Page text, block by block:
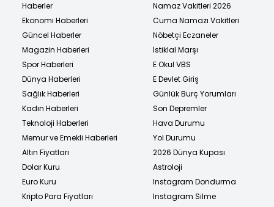
Haberler
Ekonomi Haberleri
Güncel Haberler
Magazin Haberleri
Spor Haberleri
Dünya Haberleri
Sağlık Haberleri
Kadın Haberleri
Teknoloji Haberleri
Memur ve Emekli Haberleri
Altın Fiyatları
Dolar Kuru
Euro Kuru
Kripto Para Fiyatları
Namaz Vakitleri 2026
Cuma Namazı Vakitleri
Nöbetçi Eczaneler
İstiklal Marşı
E Okul VBS
E Devlet Giriş
Günlük Burç Yorumları
Son Depremler
Hava Durumu
Yol Durumu
2026 Dünya Kupası
Astroloji
Instagram Dondurma
Instagram Silme